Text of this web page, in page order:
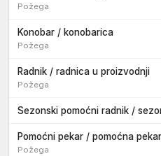
Požega
Konobar / konobarica
Požega
Radnik / radnica u proizvodnji
Požega
Sezonski pomoćni radnik /
Pomoćni pekar / pomoćna
Požega